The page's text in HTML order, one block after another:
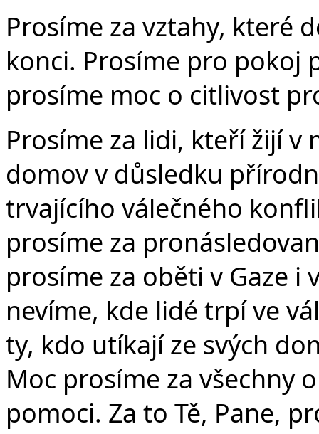
Prosíme za vztahy, které
konci. Prosíme pro pokoj
prosíme moc o citlivost
Prosíme za lidi, kteří žijí v
domov v důsledku
trvajícího válečného
prosíme za
prosíme za oběti v Gaze i
nevíme, kde lidé trpí ve
ty, kdo utíkají ze svých
Moc prosíme za všechny
pomoci. Za to Tě, Pane,